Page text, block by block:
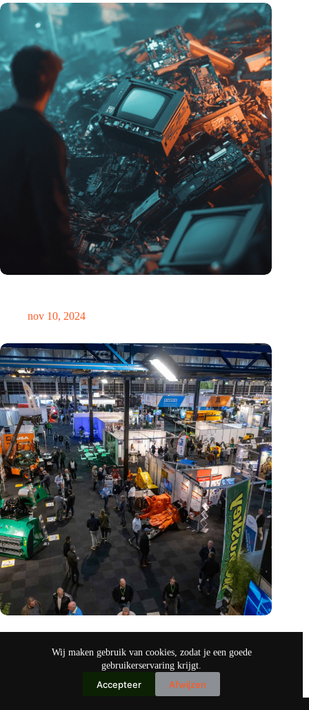
Wij maken gebruik van cookies, zodat je een goede
gebruikerservaring krijgt.
Accepteer Afwijzen
nov 10, 2024
legt accent op de rol van AI
nov 9, 2024